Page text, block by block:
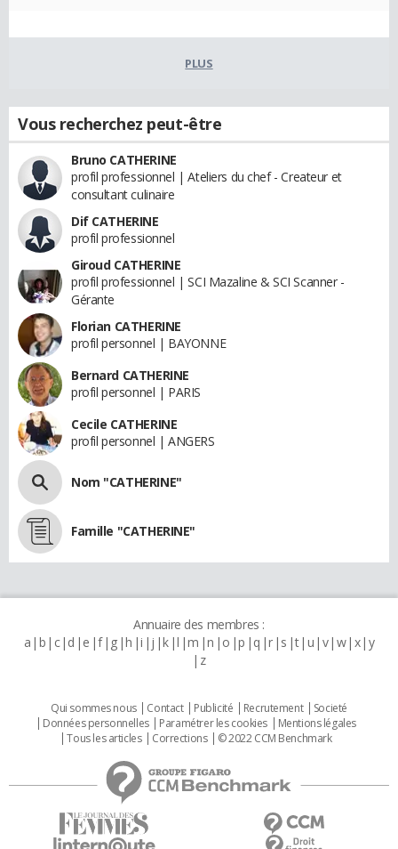
PLUS
Vous recherchez peut-être
Bruno CATHERINE
profil professionnel | Ateliers du chef - Createur et
consultant culinaire
Dif CATHERINE
profil professionnel
Giroud CATHERINE
profil professionnel | SCI Mazaline & SCI Scanner -
Gérante
Florian CATHERINE
profil personnel | BAYONNE
Bernard CATHERINE
profil personnel | PARIS
Cecile CATHERINE
profil personnel | ANGERS
Nom "CATHERINE"
Famille "CATHERINE"
Annuaire des membres :
a b c d e f g h i j k l m n o p q r s t u v w x y
z
Qui sommes nous Contact Publicité Recrutement
Societé
Données personnelles
Paramétrer les cookies
Mentions légales
Tous les articles
Corrections © 2022 CCM Benchmark